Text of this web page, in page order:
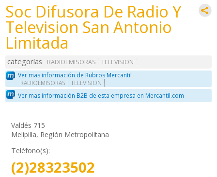
Soc Difusora De Radio Y
Television San Antonio
Limitada
categorías RADIOEMISORAS
TELEVISION
Ver mas información de Rubros Mercantil
RADIOEMISORAS TELEVISION
Ver mas información B2B de esta empresa en Mercantil.com
Valdés 715
Melipilla, Región Metropolitana
Teléfono(s):
(2)28323502